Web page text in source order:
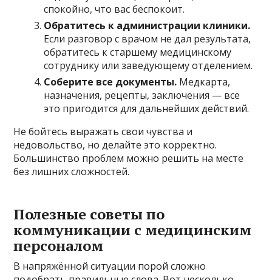
спокойно, что вас беспокоит.
Обратитесь к администрации клиники.
Если разговор с врачом не дал результата,
обратитесь к старшему медицинскому
сотруднику или заведующему отделением.
Соберите все документы. Медкарта,
назначения, рецепты, заключения — все
это пригодится для дальнейших действий.
Не бойтесь выражать свои чувства и
недовольство, но делайте это корректно.
Большинство проблем можно решить на месте
без лишних сложностей.
Полезные советы по
коммуникации с медицинским
персоналом
В напряжённой ситуации порой сложно